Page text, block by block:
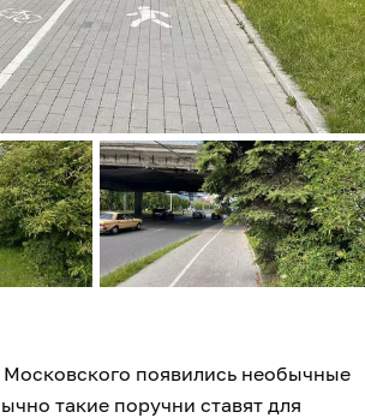
появились необычные
такие поручни ставят для